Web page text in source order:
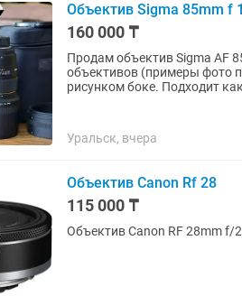
Объектив Sigma 85mm f
160 000 ₸
Продам объектив Sigma AF 85mm f/1.4 DG
объективов (примеры фото
рисунком боке. Подходит
Уральск, вчера
Объектив Canon Rf 28
115 000 ₸